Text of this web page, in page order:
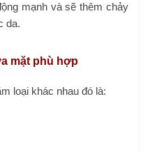
mạnh và sẽ thêm chảy
da.
mặt phù hợp
loại khác nhau đó là: